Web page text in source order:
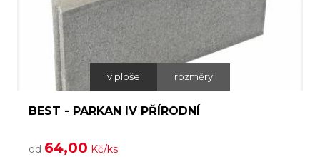
v ploše rozměry
BEST - PARKAN IV PŘÍRODNÍ
od 64,00 Kč/ks